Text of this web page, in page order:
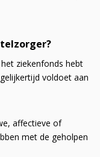
ziekenfonds hebt
voldoet aan
affectieve of
met de geholpen